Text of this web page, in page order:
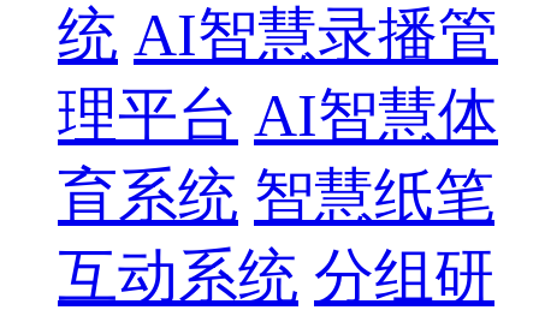
统 AI智慧录播管
理平台 AI智慧体
育系统 智慧纸笔
互动系统 分组研